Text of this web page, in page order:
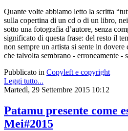
Quante volte abbiamo letto la scritta
sulla copertina di un cd o di un libro,
sotto una fotografia d’autore, senza
significato di questa frase: del resto il
non sempre un artista si sente in
che talvolta sembrano - erroneamente -
Pubblicato in Copyleft e copyright
Leggi tutto...
Martedì, 29 Settembre 2015 10:12
Patamu presente come
Mei#2015